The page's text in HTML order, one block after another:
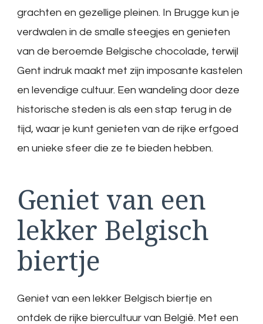
grachten en gezellige pleinen. In Brugge kun je
verdwalen in de smalle steegjes en genieten
van de beroemde Belgische chocolade, terwijl
Gent indruk maakt met zijn imposante kastelen
en levendige cultuur. Een wandeling door deze
historische steden is als een stap terug in de
tijd, waar je kunt genieten van de rijke erfgoed
en unieke sfeer die ze te bieden hebben.
Geniet van een
lekker Belgisch
biertje
Geniet van een lekker Belgisch biertje en
ontdek de rijke biercultuur van België. Met een